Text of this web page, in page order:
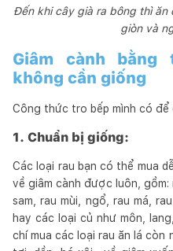
Đến khi cây già ra bông thì
giòn và
Giâm cành
không cần giống
Công thức tro bếp mình có
1. Chuẩn bị giống:
Các loại rau bạn có thể mua
về giâm cành được luôn,
sam, rau mùi, ngổ, rau má,
hay các loại củ như môn,
chí mua các loại rau ăn lá còn